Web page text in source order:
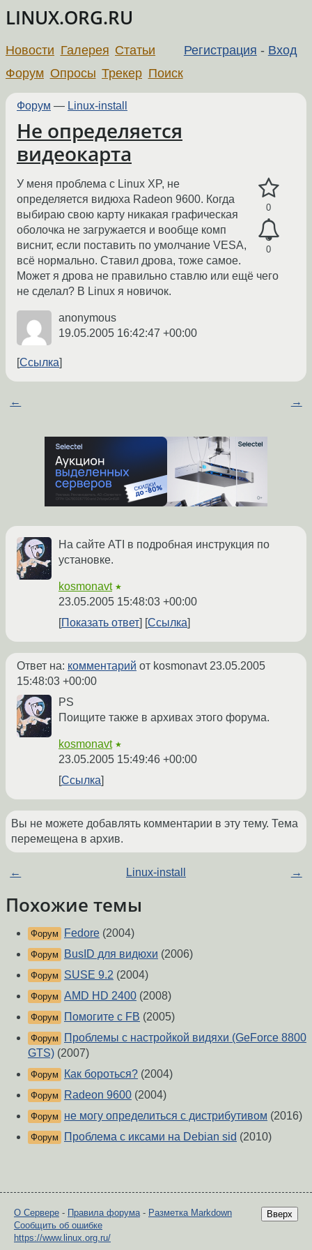
LINUX.ORG.RU
Регистрация - Вход
Новости Галерея Статьи
Форум Опросы Трекер Поиск
Форум — Linux-install
Не определяется
видеокарта
0
0
У меня проблема с Linux XP, не
определяется видюха Radeon 9600. Когда
выбираю свою карту никакая графическая
оболочка не загружается и вообще комп
виснит, если поставить по умолчание VESA,
всё нормально. Ставил дрова, тоже самое.
Может я дрова не правильно ставлю или ещё чего
не сделал? В Linux я новичок.
anonymous
19.05.2005 16:42:47 +00:00
Ссылка
← →
На сайте ATI в подробная инструкция по
установке.
kosmonavt ★
23.05.2005 15:48:03 +00:00
Показать ответ
Ссылка
Ответ на: комментарий от kosmonavt23.05.2005
15:48:03 +00:00
PS
Поищите также в архивах этого форума.
kosmonavt ★
23.05.2005 15:49:46 +00:00
Ссылка
Вы не можете добавлять комментарии в эту тему. Тема
перемещена в архив.
← Linux-install →
Похожие темы
Форум Fedore (2004)
Форум BusID для видюхи (2006)
Форум SUSE 9.2 (2004)
Форум AMD HD 2400 (2008)
Форум Помогите с FB (2005)
Форум
Проблемы с настройкой видяхи (GeForce 8800
GTS) (2007)
Форум Как бороться? (2004)
Форум Radeon 9600 (2004)
Форум не могу определиться с дистрибутивом (2016)
Форум Проблема с иксами на Debian sid (2010)
Вверх
О Сервере - Правила форума- Разметка Markdown
Сообщить об ошибке
https://www.linux.org.ru/